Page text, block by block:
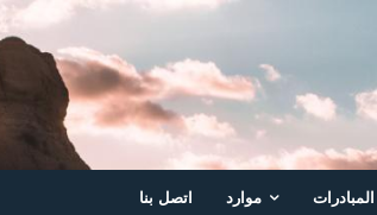
المبادرات موارد اتصل بنا